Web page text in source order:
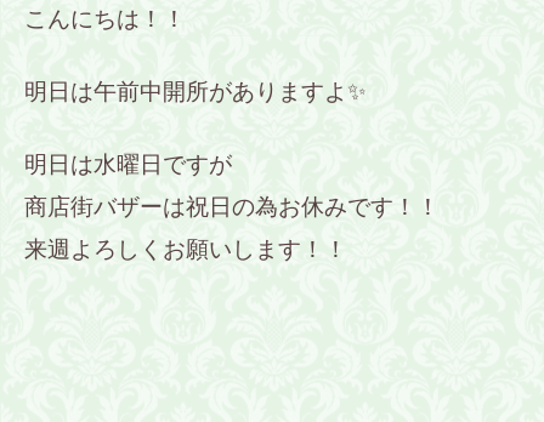
こんにちは！！
明日は午前中開所がありますよ✨
明日は水曜日ですが
商店街バザーは祝日の為お休みです！！
来週よろしくお願いします！！